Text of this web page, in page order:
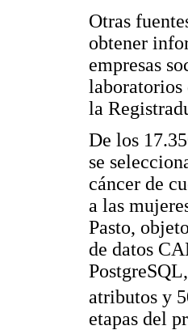
Otras
obtener
empresas
laboratorios
la
De los
se
cáncer de
a las
Pasto,
de datos
PostgreSQL,
atributos y
etapas del